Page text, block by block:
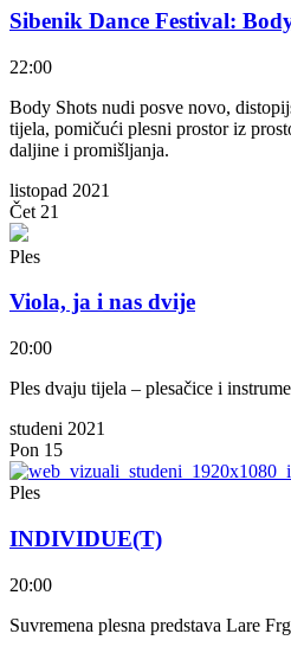
Sibenik Dance Festival:
22:00
Body Shots nudi posve novo,
tijela, pomičući plesni prostor iz
daljine i promišljanja.
listopad 2021
Čet 21
Ples
Viola, ja i nas dvije
20:00
Ples dvaju tijela – plesačice i
studeni 2021
Pon 15
Ples
INDIVIDUE(T)
20:00
Suvremena plesna predstava Lare